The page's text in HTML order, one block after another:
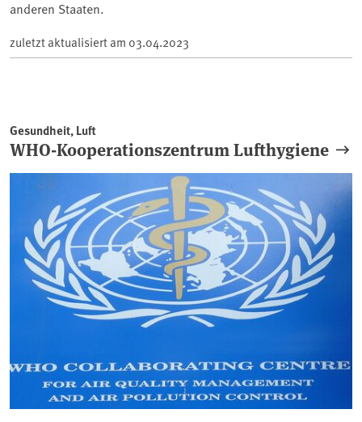
anderen Staaten.
zuletzt aktualisiert am 03.04.2023
Gesundheit, Luft
WHO-Kooperationszentrum Lufthygiene